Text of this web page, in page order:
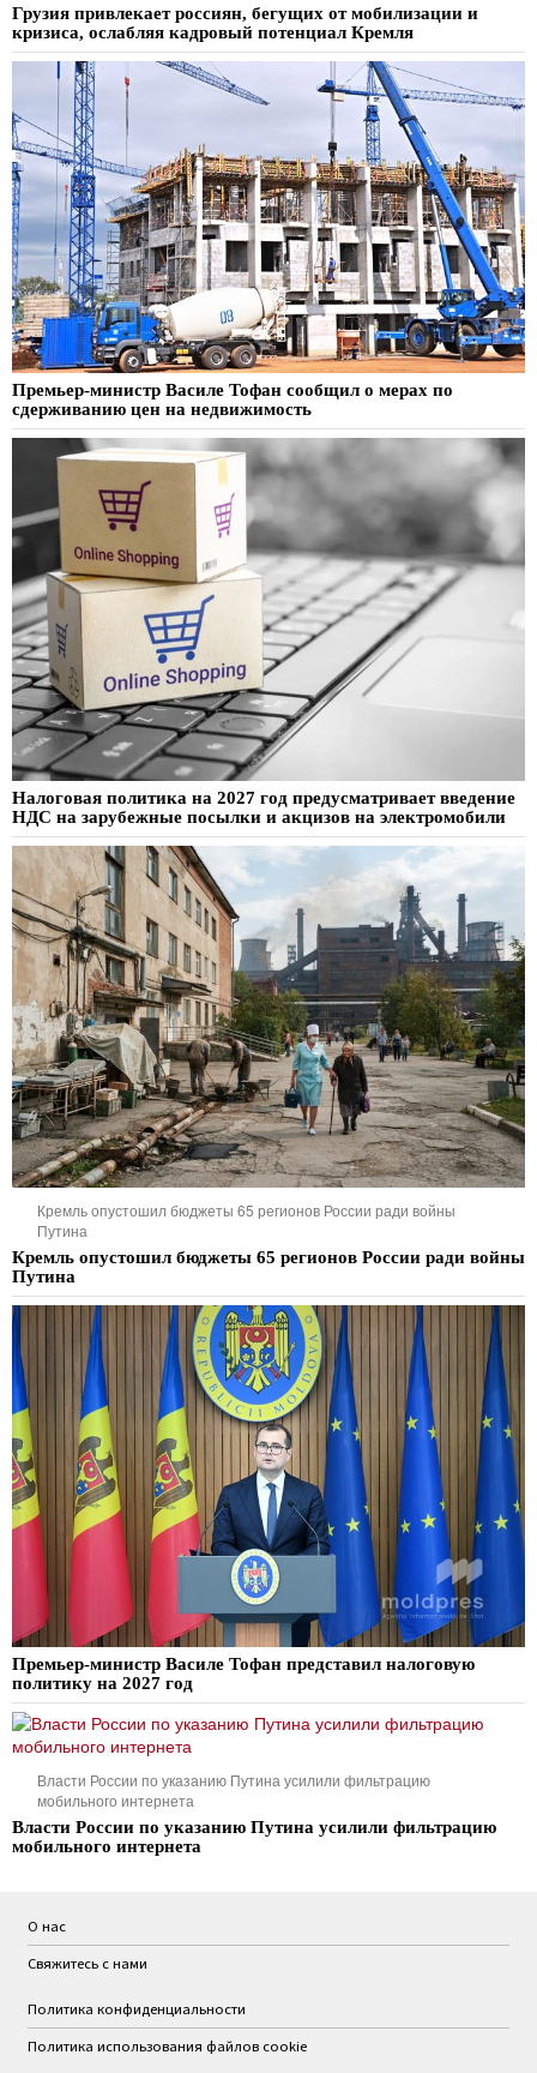
Грузия привлекает россиян, бегущих от мобилизации и
кризиса, ослабляя кадровый потенциал Кремля
Премьер-министр Василе Тофан сообщил о мерах по
сдерживанию цен на недвижимость
Налоговая политика на 2027 год предусматривает введение
НДС на зарубежные посылки и акцизов на электромобили
Кремль опустошил бюджеты 65 регионов России ради войны
Путина
Кремль опустошил бюджеты 65 регионов России ради войны
Путина
Премьер-министр Василе Тофан представил налоговую
политику на 2027 год
Власти России по указанию Путина усилили фильтрацию
мобильного интернета
Власти России по указанию Путина усилили фильтрацию
мобильного интернета
О нас
Свяжитесь с нами
Политика конфиденциальности
Политика использования файлов cookie